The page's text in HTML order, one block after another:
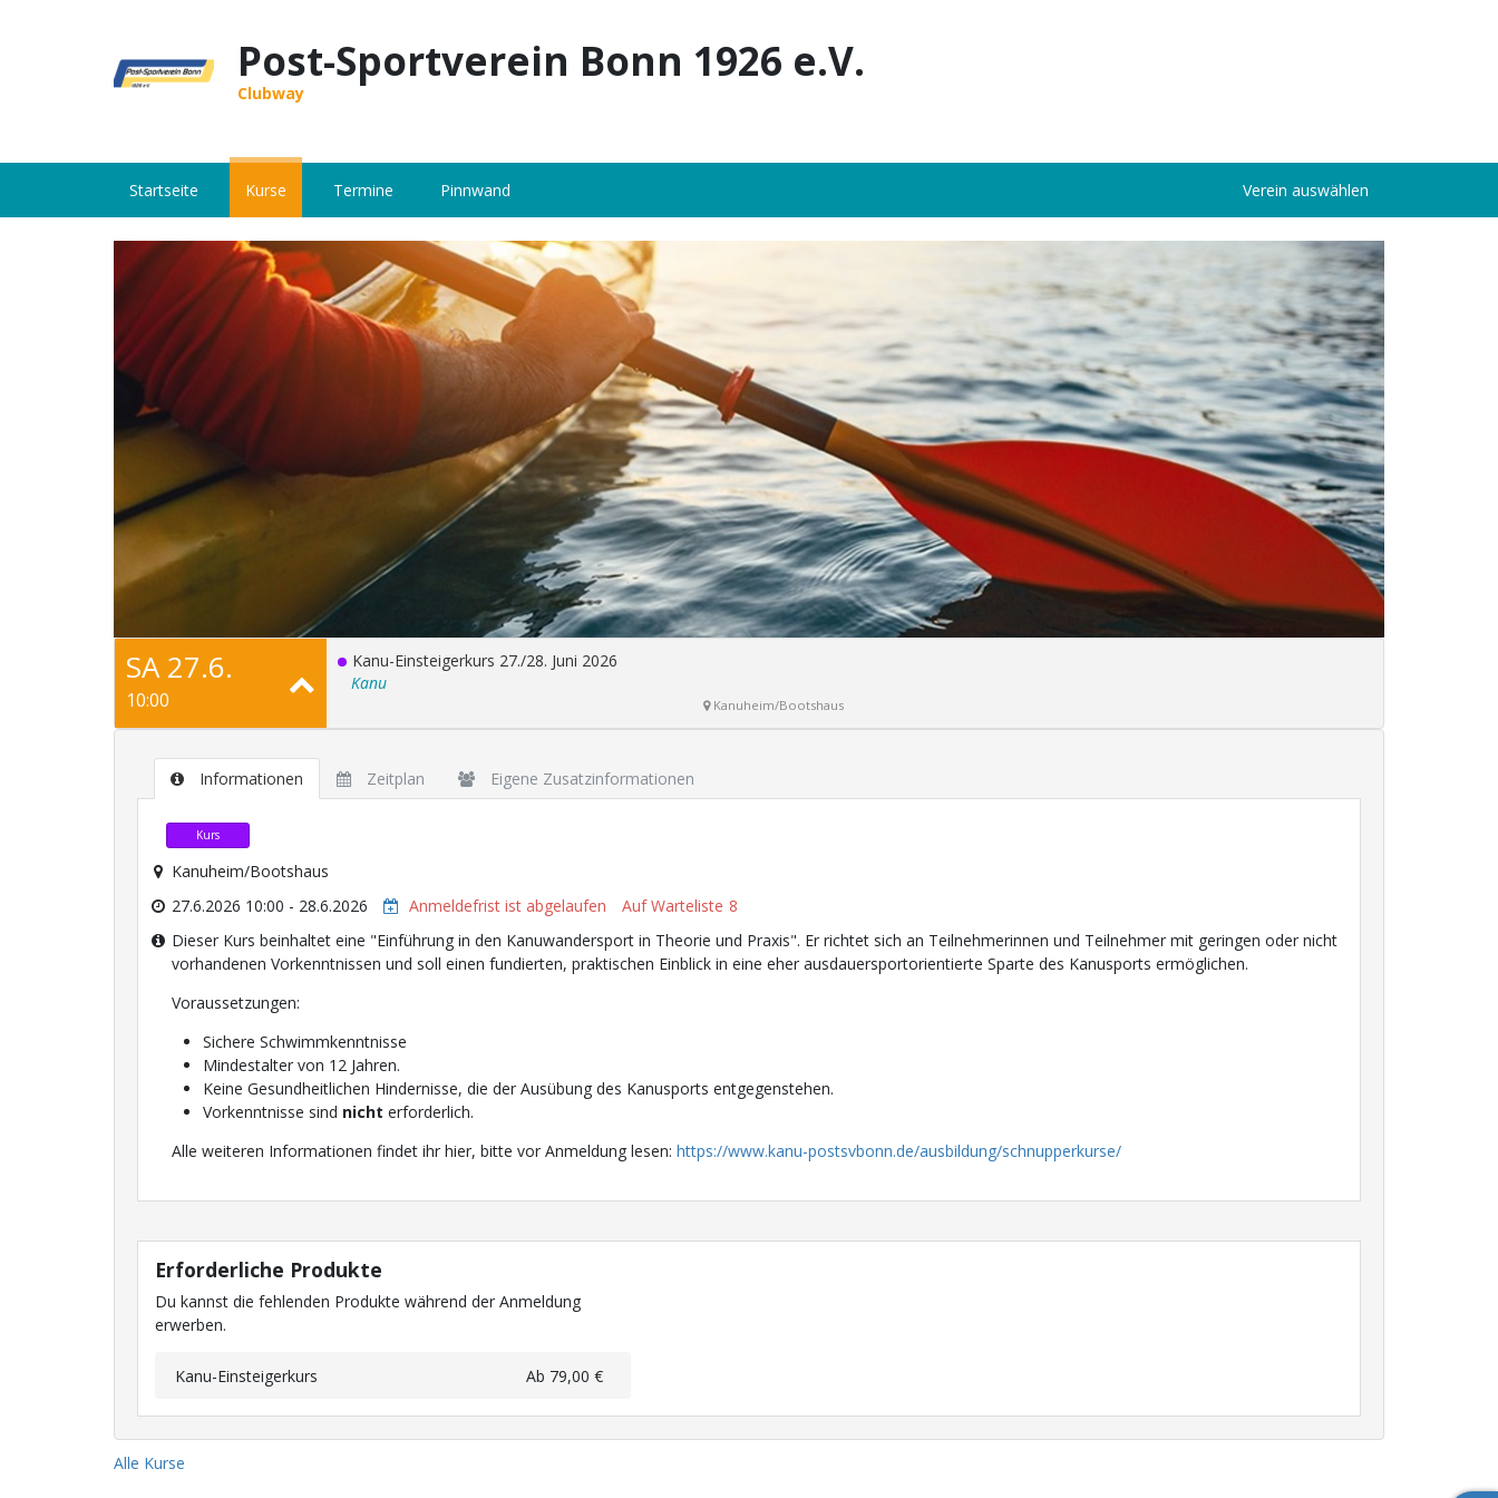
Post-Sportverein Bonn 1926 e.V.
Clubway
Startseite Kurse Termine Pinnwand Verein auswählen
SA 27.6.
10:00
Kanu-Einsteigerkurs 27./28. Juni 2026
Kanu
Kanuheim/Bootshaus
Informationen Zeitplan Eigene Zusatzinformationen
Kurs
Kanuheim/Bootshaus
27.6.2026 10:00 - 28.6.2026
Anmeldefrist ist abgelaufen Auf Warteliste 8
Dieser Kurs beinhaltet eine "Einführung in den Kanuwandersport in Theorie und Praxis". Er richtet sich an Teilnehmerinnen und Teilnehmer mit geringen oder nicht
vorhandenen Vorkenntnissen und soll einen fundierten, praktischen Einblick in eine eher ausdauersportorientierte Sparte des Kanusports ermöglichen.
Voraussetzungen:
Sichere Schwimmkenntnisse
Mindestalter von 12 Jahren.
Keine Gesundheitlichen Hindernisse, die der Ausübung des Kanusports entgegenstehen.
Vorkenntnisse sind nicht erforderlich.
Alle weiteren Informationen findet ihr hier, bitte vor Anmeldung lesen: https://www.kanu-postsvbonn.de/ausbildung/schnupperkurse/
Erforderliche Produkte
Du kannst die fehlenden Produkte während der Anmeldung
erwerben.
Kanu-Einsteigerkurs Ab 79,00 €
Alle Kurse